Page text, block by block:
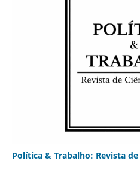
Política & Trabalho: Revista de